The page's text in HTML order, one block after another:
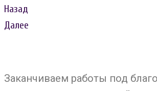
Назад
Далее
Заканчиваем работы под